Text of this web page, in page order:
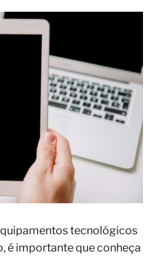
tecnológicos
é importante que conheça